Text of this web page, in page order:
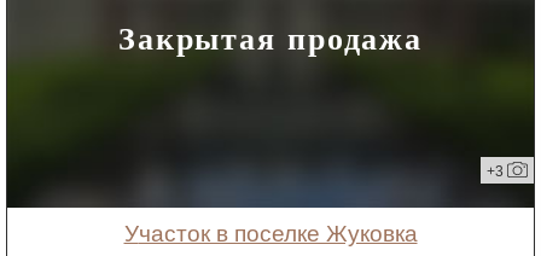
Закрытая продажа
+3
участок в поселке Жуковка